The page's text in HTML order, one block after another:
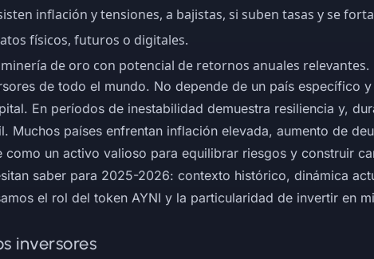
inflación y tensiones, a bajistas, si suben tasas y se
físicos, futuros o digitales.
de oro con potencial de retornos anuales relevantes.
de todo el mundo. No depende de un país específico
En períodos de inestabilidad demuestra resiliencia y,
Muchos países enfrentan inflación elevada, aumento de
un activo valioso para equilibrar riesgos y construir
saber para 2025-2026: contexto histórico, dinámica
el rol del token AYNI y la particularidad de invertir en
inversores